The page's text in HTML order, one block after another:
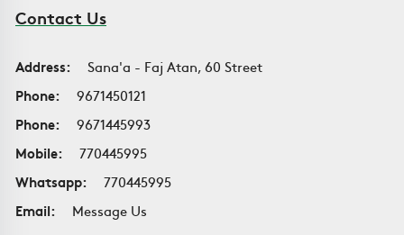
Contact Us
Address:
Sana'a - Faj Atan, 60 Street
Phone:
9671450121
Phone:
9671445993
Mobile:
770445995
Whatsapp:
770445995
Email:
Message Us